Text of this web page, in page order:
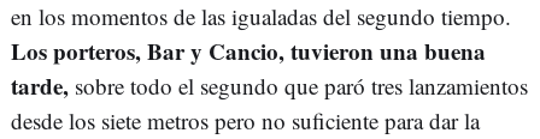
en los momentos de las igualadas del segundo tiempo.
Los porteros, Bar y Cancio, tuvieron una buena
tarde, sobre todo el segundo que paró tres lanzamientos
desde los siete metros pero no suficiente para dar la